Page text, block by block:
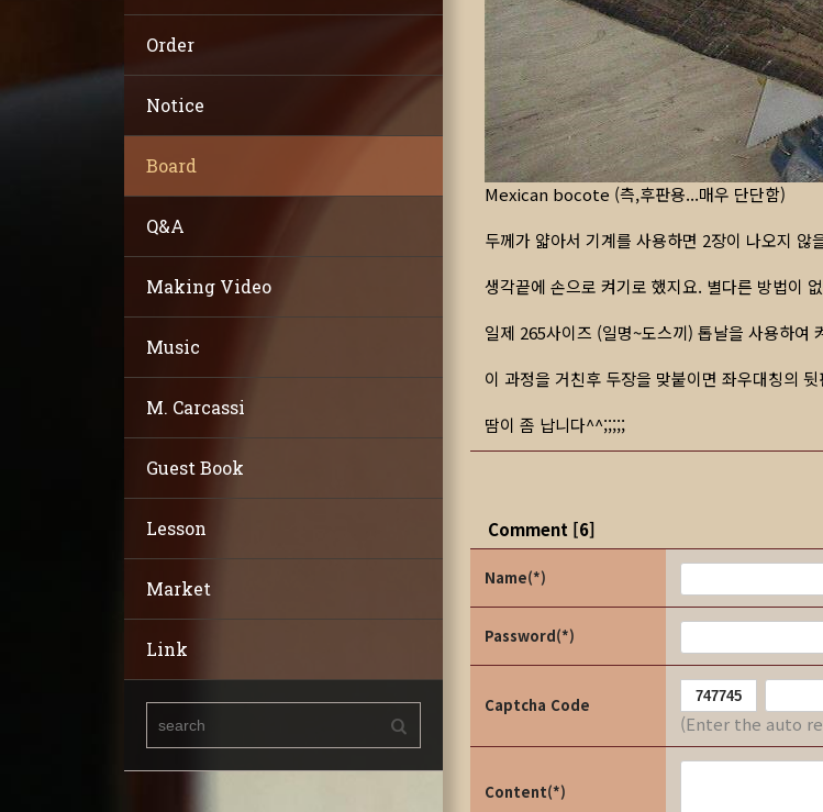
Order
Notice
Board
Q&A
Making Video
Music
M. Carcassi
Guest Book
Lesson
Market
Link
Mexican bocote (측,후판용...매우 단단함)
두께가 얇아서 기계를 사용하면 2장이 나오지 않
생각끝에 손으로 켜기로 했지요. 별다른 방법이
일제 265사이즈 (일명~도스끼) 톱날을 사용하여
이 과정을 거친후 두장을 맞붙이면 좌우대칭의
땀이 좀 납니다^^;;;;;
Comment [6]
Name(*)
Password(*)
Captcha Code
(Enter the auto
Content(*)